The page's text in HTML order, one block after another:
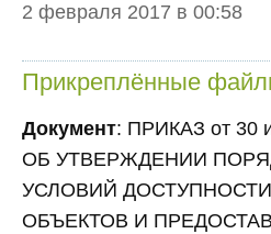
2 февраля 2017 в 00:58
Прикреплённые
Документ: ПРИКАЗ от 30
ОБ УТВЕРЖДЕНИИ
УСЛОВИЙ
ОБЪЕКТОВ И